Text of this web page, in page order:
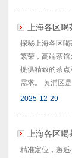
上海各区
探秘上海各区
繁荣，高端茶
提供精致的茶
需求。 黄浦区
2025-12-29
上海各区
精准定位，邂